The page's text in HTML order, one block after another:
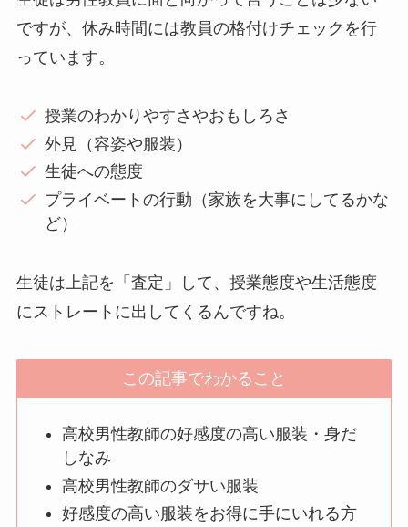
ですが、休み時間には教員の格付けチェックを行
っています。
授業のわかりやすさやおもしろさ
外見（容姿や服装）
生徒への態度
プライベートの行動（家族を大事にしてるかな
ど）
生徒は上記を「査定」して、授業態度や生活態度
にストレートに出してくるんですね。
この記事でわかること
高校男性教師の好感度の高い服装・身だ
しなみ
高校男性教師のダサい服装
好感度の高い服装をお得に手にいれる方